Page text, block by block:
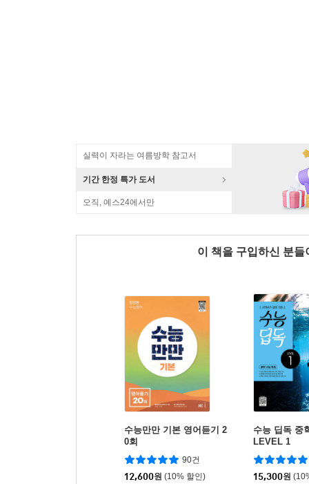
실력이 자라는 여름방학 참고서
기간 한정 특가 도서
오직, 예스24에서만
이 책을 구입하신 분
수능만만 기본 영어듣기 2
0회
90건
12,600원 (10% 할인)
수능 딥독 중
LEVEL 1
15,300원